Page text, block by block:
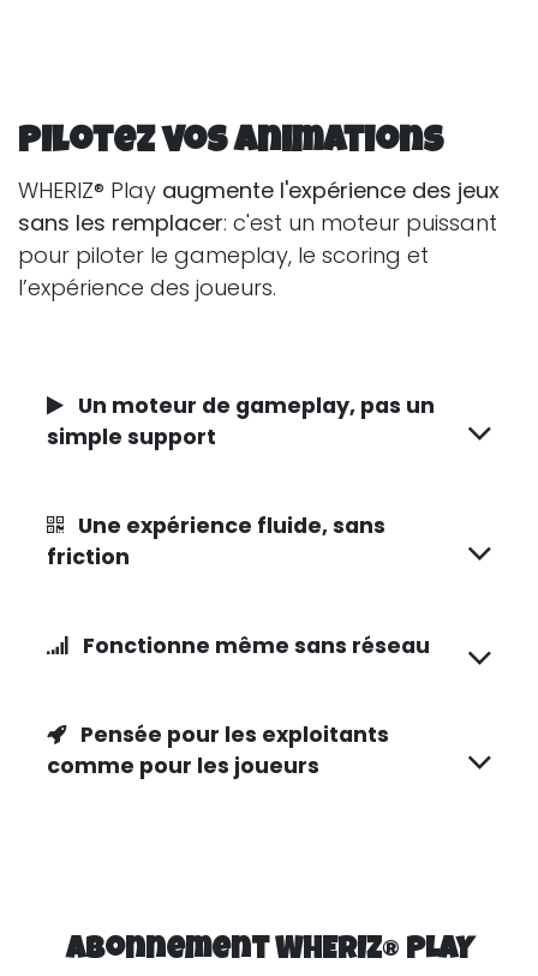
Pilotez vos animations
WHERIZ® Play augmente l'expérience des jeux
sans les remplacer: c'est un moteur puissant
pour piloter le gameplay, le scoring et
l’expérience des joueurs.
Un moteur de gameplay, pas un
simple support
Une expérience fluide, sans
friction
Fonctionne même sans réseau
Pensée pour les exploitants
comme pour les joueurs
Abonnement WHERIZ® PLAY